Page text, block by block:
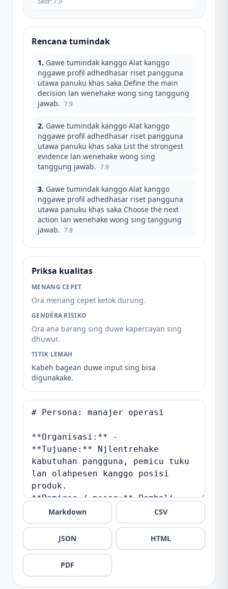
Rencana tumindak
1. Gawe tumindak kanggo Alat kanggo
nggawe profil adhedhasar riset pangguna
utawa panuku khas saka Define the main
decision lan wenehake wong sing tanggung
jawab. 7.9
2. Gawe tumindak kanggo Alat kanggo
nggawe profil adhedhasar riset pangguna
utawa panuku khas saka List the strongest
evidence lan wenehake wong sing
tanggung jawab. 7.9
3. Gawe tumindak kanggo Alat kanggo
nggawe profil adhedhasar riset pangguna
utawa panuku khas saka Choose the next
action lan wenehake wong sing tanggung
jawab. 7.9
Priksa kualitas
MENANG CEPET
Ora menang cepet ketok durung.
GENDÉRA RISIKO
Ora ana barang sing duwe kapercayan sing
dhuwur.
TITIK LEMAH
Kabeh bagean duwe input sing bisa
digunakake.
Markdown CSV
JSON HTML
PDF